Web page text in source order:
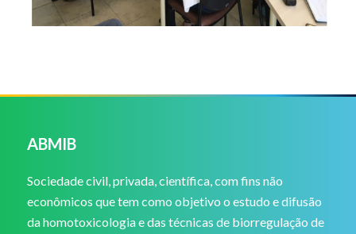
ABMIB
Sociedade civil, privada, científica, com fins não
econômicos que tem como objetivo o estudo e difusão
da homotoxicologia e das técnicas de biorregulação de